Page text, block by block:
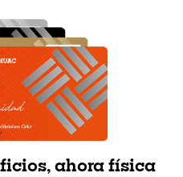
ahora física